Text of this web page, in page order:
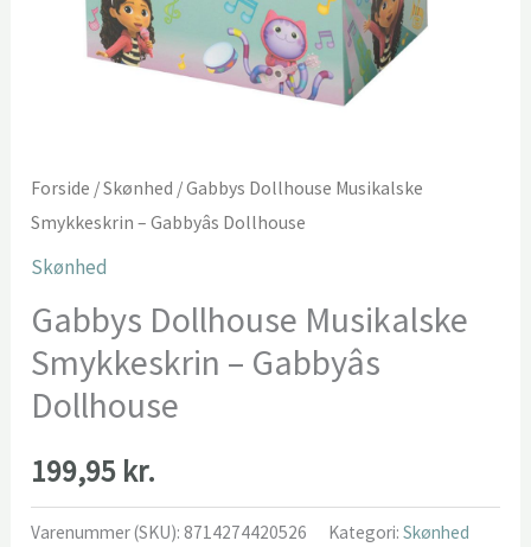
Forside /Skønhed / Gabbys Dollhouse Musikalske
Smykkeskrin – Gabbyâs Dollhouse
Skønhed
Gabbys Dollhouse Musikalske
Smykkeskrin – Gabbyâs
Dollhouse
199,95 kr.
Varenummer (SKU):8714274420526 Kategori:Skønhed